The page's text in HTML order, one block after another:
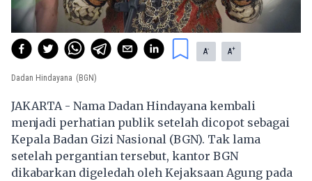
A- A+
Dadan Hindayana (BGN)
JAKARTA - Nama Dadan Hindayana kembali
menjadi perhatian publik setelah dicopot sebagai
Kepala Badan Gizi Nasional (BGN). Tak lama
setelah pergantian tersebut, kantor BGN
dikabarkan digeledah oleh Kejaksaan Agung pada